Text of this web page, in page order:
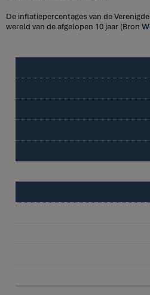
De inflatiepercentages van de
wereld van de afgelopen 10 jaar (Bron